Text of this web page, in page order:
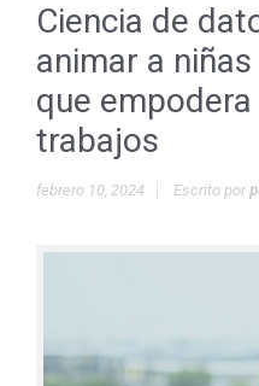
Ciencia de
animar a
que
trabajos
febrero 10, 2024 Escrito por